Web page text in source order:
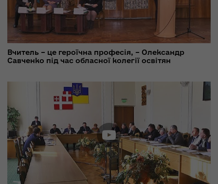
Вчитель – це героїчна професія, – Олександр
Савченко під час обласної колегії освітян